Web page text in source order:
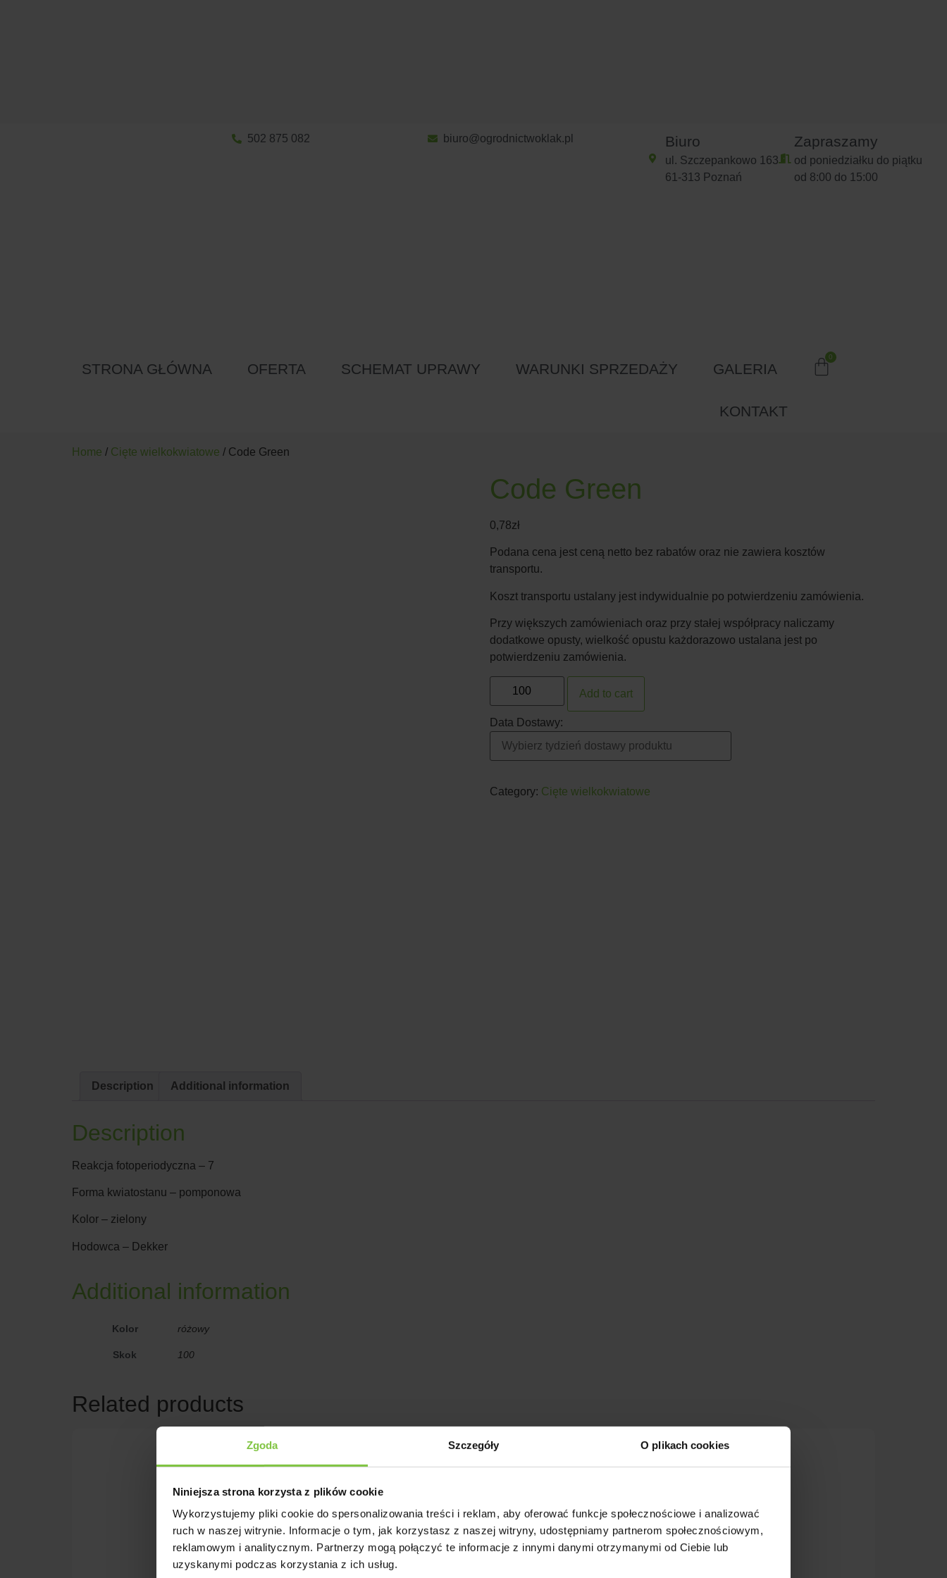
Zgoda Szczegóły O plikach cookies
Niniejsza strona korzysta z plików cookie
Wykorzystujemy pliki cookie do spersonalizowania treści i reklam, aby oferować funkcje społecznościowe i analizować
ruch w naszej witrynie. Informacje o tym, jak korzystasz z naszej witryny, udostępniamy partnerom społecznościowym,
reklamowym i analitycznym. Partnerzy mogą połączyć te informacje z innymi danymi otrzymanymi od Ciebie lub
uzyskanymi podczas korzystania z ich usług.
502 875 082 biuro@ogrodnictwoklak.pl Biuro
ul. Szczepankowo 163
61-313 Poznań
Zapraszamy
od poniedziałku do piątku
od 8:00 do 15:00
STRONA GŁÓWNA OFERTA SCHEMAT UPRAWY WARUNKI SPRZEDAŻY GALERIA
KONTAKT
Home / Cięte wielkokwiatowe / Code Green
Code Green
0,78zł
Podana cena jest ceną netto bez rabatów oraz nie zawiera kosztów
transportu.
Koszt transportu ustalany jest indywidualnie po potwierdzeniu zamówienia.
Przy większych zamówieniach oraz przy stałej współpracy naliczamy
dodatkowe opusty, wielkość opustu każdorazowo ustalana jest po
potwierdzeniu zamówienia.
Add to cart
Data Dostawy:
Category: Cięte wielkokwiatowe
Description Additional information
Description
Reakcja fotoperiodyczna – 7
Forma kwiatostanu – pomponowa
Kolor – zielony
Hodowca – Dekker
Additional information
Kolor różowy
Skok 100
Related products
Vienna Cream
Reakcja fotoperiodyczna - 9,5Forma kwiatostanu - kulistaKolor - kremowyHodowca -
Brandkamp